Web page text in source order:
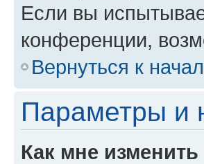
Если вы
конференции,
Вернуться к
Параметры и
Как мне